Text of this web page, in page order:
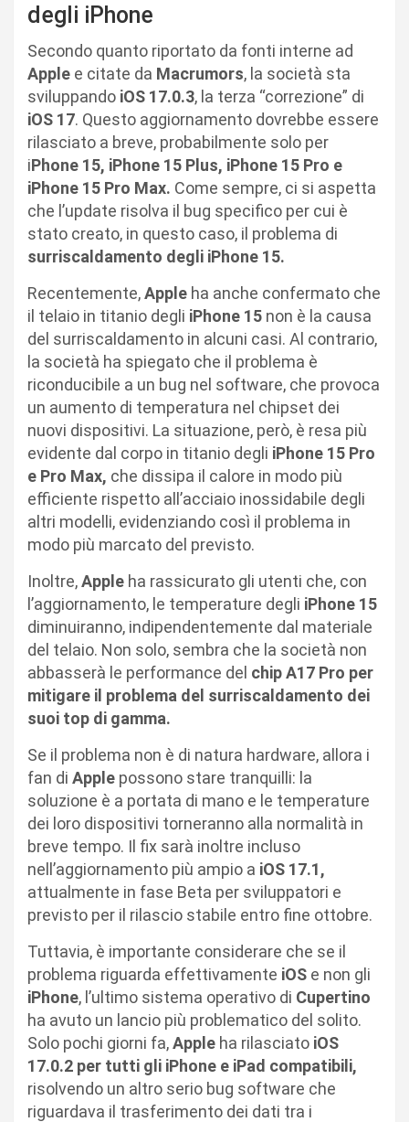
degli iPhone
Secondo quanto riportato da fonti interne ad
Apple e citate da Macrumors, la società sta
sviluppando iOS 17.0.3, la terza “correzione” di
iOS 17. Questo aggiornamento dovrebbe essere
rilasciato a breve, probabilmente solo per
iPhone 15, iPhone 15 Plus, iPhone 15 Pro e
iPhone 15 Pro Max. Come sempre, ci si aspetta
che l’update risolva il bug specifico per cui è
stato creato, in questo caso, il problema di
surriscaldamento degli iPhone 15.
Recentemente,Apple ha anche confermato che
il telaio in titanio degli iPhone 15 non è la causa
del surriscaldamento in alcuni casi. Al contrario,
la società ha spiegato che il problema è
riconducibile a un bug nel software, che provoca
un aumento di temperatura nel chipset dei
nuovi dispositivi. La situazione, però, è resa più
evidente dal corpo in titanio degli iPhone 15 Pro
e Pro Max, che dissipa il calore in modo più
efficiente rispetto all’acciaio inossidabile degli
altri modelli, evidenziando così il problema in
modo più marcato del previsto.
Inoltre,Apple ha rassicurato gli utenti che, con
l’aggiornamento, le temperature degli iPhone 15
diminuiranno, indipendentemente dal materiale
del telaio. Non solo, sembra che la società non
abbasserà le performance del chip A17 Pro per
mitigare il problema del surriscaldamento dei
suoi top di gamma.
Se il problema non è di natura hardware, allora i
fan di Apple possono stare tranquilli: la
soluzione è a portata di mano e le temperature
dei loro dispositivi torneranno alla normalità in
breve tempo. Il fix sarà inoltre incluso
nell’aggiornamento più ampio a iOS 17.1,
attualmente in fase Beta per sviluppatori e
previsto per il rilascio stabile entro fine ottobre.
Tuttavia, è importante considerare che se il
problema riguarda effettivamente iOS e non gli
iPhone, l’ultimo sistema operativo di Cupertino
ha avuto un lancio più problematico del solito.
Solo pochi giorni fa,Apple ha rilasciato iOS
17.0.2 per tutti gli iPhone e iPad compatibili,
risolvendo un altro serio bug software che
riguardava il trasferimento dei dati tra i